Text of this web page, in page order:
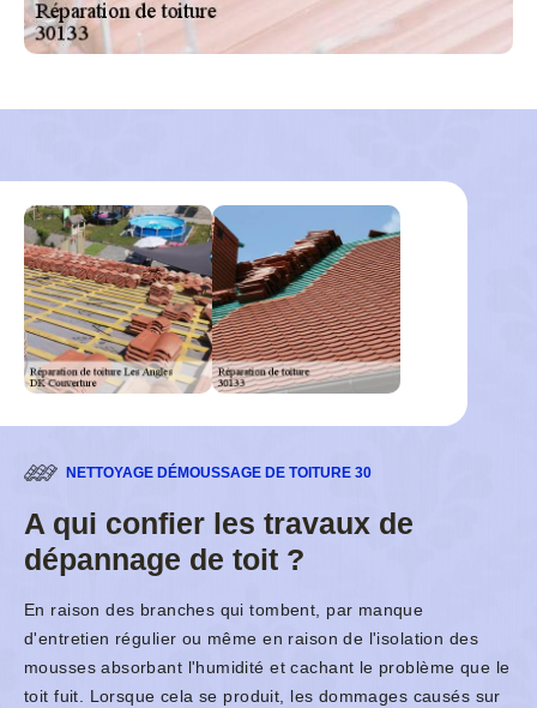
NETTOYAGE DÉMOUSSAGE DE TOITURE 30
A qui confier les travaux de
dépannage de toit ?
En raison des branches qui tombent, par manque
d'entretien régulier ou même en raison de l'isolation des
mousses absorbant l'humidité et cachant le problème que le
toit fuit. Lorsque cela se produit, les dommages causés sur